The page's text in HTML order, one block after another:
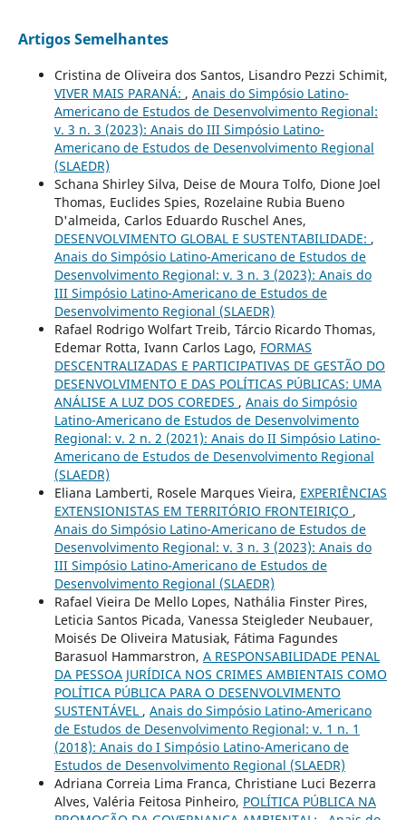
Artigos Semelhantes
Cristina de Oliveira dos Santos, Lisandro Pezzi Schimit,
VIVER MAIS PARANÁ: , Anais do Simpósio Latino-
Americano de Estudos de Desenvolvimento Regional:
v. 3 n. 3 (2023): Anais do III Simpósio Latino-
Americano de Estudos de Desenvolvimento Regional
(SLAEDR)
Schana Shirley Silva, Deise de Moura Tolfo, Dione Joel
Thomas, Euclides Spies, Rozelaine Rubia Bueno
D'almeida, Carlos Eduardo Ruschel Anes,
DESENVOLVIMENTO GLOBAL E SUSTENTABILIDADE: ,
Anais do Simpósio Latino-Americano de Estudos de
Desenvolvimento Regional: v. 3 n. 3 (2023): Anais do
III Simpósio Latino-Americano de Estudos de
Desenvolvimento Regional (SLAEDR)
Rafael Rodrigo Wolfart Treib, Tárcio Ricardo Thomas,
Edemar Rotta, Ivann Carlos Lago, FORMAS
DESCENTRALIZADAS E PARTICIPATIVAS DE GESTÃO DO
DESENVOLVIMENTO E DAS POLÍTICAS PÚBLICAS: UMA
ANÁLISE A LUZ DOS COREDES , Anais do Simpósio
Latino-Americano de Estudos de Desenvolvimento
Regional: v. 2 n. 2 (2021): Anais do II Simpósio Latino-
Americano de Estudos de Desenvolvimento Regional
(SLAEDR)
Eliana Lamberti, Rosele Marques Vieira, EXPERIÊNCIAS
EXTENSIONISTAS EM TERRITÓRIO FRONTEIRIÇO ,
Anais do Simpósio Latino-Americano de Estudos de
Desenvolvimento Regional: v. 3 n. 3 (2023): Anais do
III Simpósio Latino-Americano de Estudos de
Desenvolvimento Regional (SLAEDR)
Rafael Vieira De Mello Lopes, Nathália Finster Pires,
Leticia Santos Picada, Vanessa Steigleder Neubauer,
Moisés De Oliveira Matusiak, Fátima Fagundes
Barasuol Hammarstron, A RESPONSABILIDADE PENAL
DA PESSOA JURÍDICA NOS CRIMES AMBIENTAIS COMO
POLÍTICA PÚBLICA PARA O DESENVOLVIMENTO
SUSTENTÁVEL , Anais do Simpósio Latino-Americano
de Estudos de Desenvolvimento Regional: v. 1 n. 1
(2018): Anais do I Simpósio Latino-Americano de
Estudos de Desenvolvimento Regional (SLAEDR)
Adriana Correia Lima Franca, Christiane Luci Bezerra
Alves, Valéria Feitosa Pinheiro, POLÍTICA PÚBLICA NA